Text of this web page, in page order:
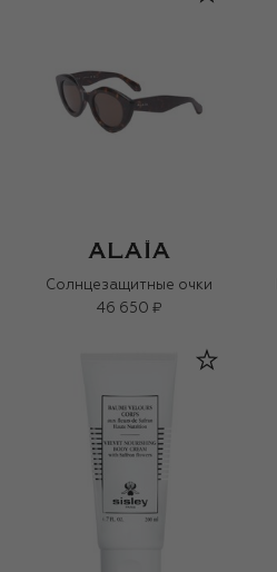
Солнцезащитные очки
46 650 ₽